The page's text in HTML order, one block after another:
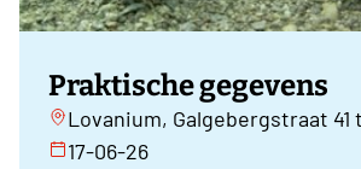
Praktische gegevens
Lovanium, Galgebergstraat 41
17-06-26